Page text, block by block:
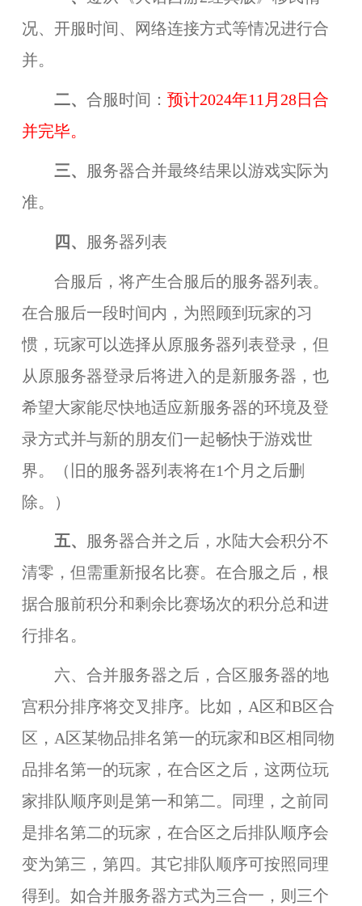
况、开服时间、网络连接方式等情况进行合
并。
二、 合服时间： 预计2024年11月28日合
并完毕。
三、
服务器合并最终结果以游戏实际为
准。
四 、 服务器列表
合服后，将产生合服后的服务器列表。
在合服后一段时间内，为照顾到玩家的习
惯，玩家可以选择从原服务器列表登录，但
从原服务器登录后将进入的是新服务器，也
希望大家能尽快地适应新服务器的环境及登
录方式并与新的朋友们一起畅快于游戏世
界。（旧的服务器列表将在1个月之后删
除。）
五、
服务器合并之后，水陆大会积分不
清零，但需重新报名比赛。在合服之后，根
据合服前积分和剩余比赛场次的积分总和进
行排名。
六、 合并服务器之后，合区服务器的地
宫积分排序将交叉排序。比如，A区和B区合
区，A区某物品排名第一的玩家和B区相同物
品排名第一的玩家，在合区之后，这两位玩
家排队顺序则是第一和第二。同理，之前同
是排名第二的玩家，在合区之后排队顺序会
变为第三，第四。其它排队顺序可按照同理
得到。 如合并服务器方式为三合一，则三个